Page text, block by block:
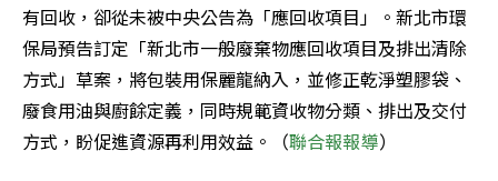
有回收，卻從未被中央公告為「應回收項目」。新北市環
保局預告訂定「新北市一般廢棄物應回收項目及排出清除
方式」草案，將包裝用保麗龍納入，並修正乾淨塑膠袋、
廢食用油與廚餘定義，同時規範資收物分類、排出及交付
方式，盼促進資源再利用效益。（聯合報報導）